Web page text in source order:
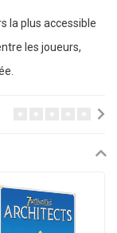
la plus accessible
les joueurs,